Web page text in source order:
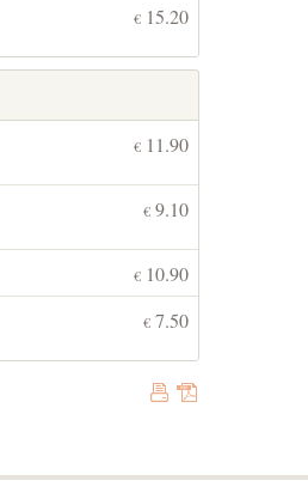
€ 15.20
€ 11.90
€ 9.10
€ 10.90
€ 7.50